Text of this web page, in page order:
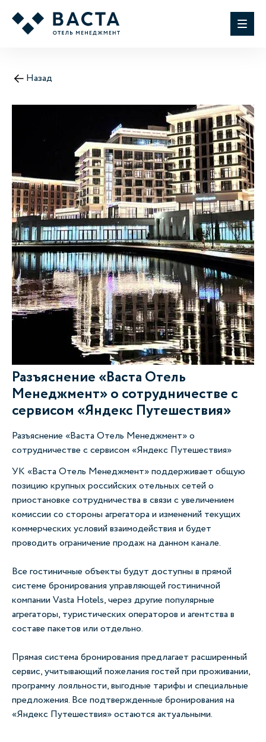
Назад
Разъяснение «Васта Отель
Менеджмент» о сотрудничестве с
сервисом «Яндекс Путешествия»
Разъяснение «Васта Отель Менеджмент» о
сотрудничестве с сервисом «Яндекс Путешествия»
УК «Васта Отель Менеджмент» поддерживает общую
позицию крупных российских отельных сетей о
приостановке сотрудничества в связи с увеличением
комиссии со стороны агрегатора и изменений текущих
коммерческих условий взаимодействия и будет
проводить ограничение продаж на данном канале.
Все гостиничные объекты будут доступны в прямой
системе бронирования управляющей гостиничной
компании Vasta Hotels, через другие популярные
агрегаторы, туристических операторов и агентства в
составе пакетов или отдельно.
Прямая система бронирования предлагает расширенный
сервис, учитывающий пожелания гостей при проживании,
программу лояльности, выгодные тарифы и специальные
предложения. Все подтвержденные бронирования на
«Яндекс Путешествия» остаются актуальными.